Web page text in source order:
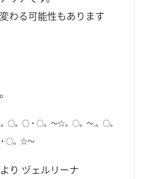
わる可能性もあります
○。○・○。～☆。○。～.。○。
○。☆～
り ヅェルリーナ